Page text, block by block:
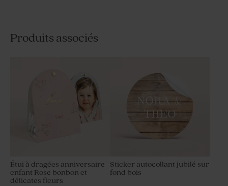
Produits associés
Étui à dragées anniversaire
enfant Rose bonbon et
délicates fleurs
Sticker autocollant jubilé sur
fond bois